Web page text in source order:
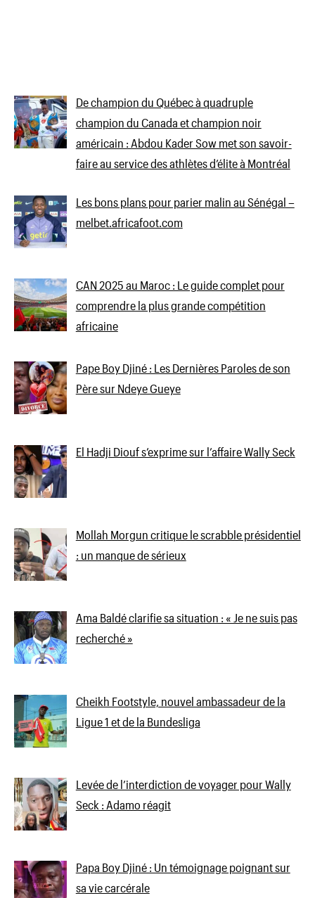
De champion du Québec à quadruple
champion du Canada et champion noir
américain : Abdou Kader Sow met son savoir-
faire au service des athlètes d’élite à Montréal
Les bons plans pour parier malin au Sénégal –
melbet.africafoot.com
CAN 2025 au Maroc : Le guide complet pour
comprendre la plus grande compétition
africaine
Pape Boy Djiné : Les Dernières Paroles de son
Père sur Ndeye Gueye
El Hadji Diouf s’exprime sur l’affaire Wally Seck
Mollah Morgun critique le scrabble présidentiel
: un manque de sérieux
Ama Baldé clarifie sa situation : « Je ne suis pas
recherché »
Cheikh Footstyle, nouvel ambassadeur de la
Ligue 1 et de la Bundesliga
Levée de l’interdiction de voyager pour Wally
Seck : Adamo réagit
Papa Boy Djiné : Un témoignage poignant sur
sa vie carcérale